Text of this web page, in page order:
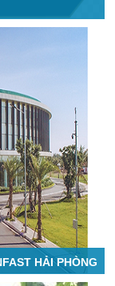
HẢI PHÒNG